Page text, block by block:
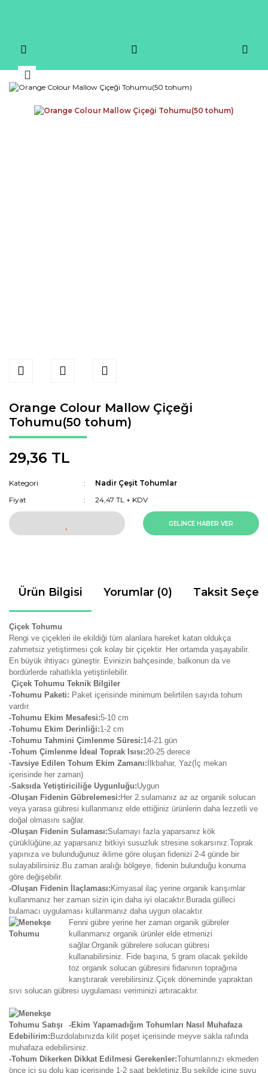
Orange Colour Mallow Çiçeği
Tohumu(50 tohum)
29,36 TL
Kategori
Nadir Çeşit Tohumlar
Fiyat
24,47 TL + KDV
GELİNCE HABER VER
Ürün Bilgisi Yorumlar (0) Taksit
Çiçek Tohumu
Rengi ve çiçekleri ile ekildiği tüm alanlara hareket katan oldukça
zahmetsiz yetiştirmesi çok kolay bir çiçektir. Her ortamda yaşayabilir.
En büyük ihtiyacı güneştir. Evinizin bahçesinde, balkonun da ve
bordürlerde rahatlıkla yetiştirilebilir.
Çiçek Tohumu Teknik Bilgiler
-Tohumu Paketi: Paket içerisinde minimum belirtilen sayıda tohum
vardır.
-Tohumu Ekim Mesafesi:5-10 cm
-Tohumu Ekim Derinliği:1-2 cm
-Tohumu Tahmini Çimlenme Süresi:14-21 gün
-Tohum Çimlenme İdeal Toprak Isısı:20-25 derece
-Tavsiye Edilen Tohum Ekim Zamanı: İlkbahar, Yaz(İç mekan
içerisinde her zaman)
-Saksıda Yetiştiriciliğe Uygunluğu:Uygun
-Oluşan Fidenin Gübrelemesi: Her 2.sulamanız az az organik solucan
veya yarasa gübresi kullanmanız elde ettiğiniz ürünlerin daha lezzetli ve
doğal olmasını sağlar.
-Oluşan Fidenin Sulaması:Sulamayı fazla yaparsanız kök
çürüklüğüne,az yaparsanız bitkiyi susuzluk stresine sokarsınız.Toprak
yapınıza ve bulunduğunuz iklime göre oluşan fidenizi 2-4 günde bir
sulayabilirsiniz.Bu zaman aralığı bölgeye, fidenin bulunduğu konuma
göre değişebilir.
-Oluşan Fidenin İlaçlaması: Kimyasal ilaç yerine organik karışımlar
kullanmanız her zaman sizin için daha iyi olacaktır.Burada gülleci
bulamacı uygulaması kullanmanız daha uygun olacaktır.
Fenni gübre yerine her zaman organik gübreler
kullanmanız organik ürünler elde etmenizi
sağlar.Organik gübrelere solucan gübresi
kullanabilirsiniz. Fide başına, 5 gram olacak şekilde
toz organik solucan gübresini fidanının toprağına
karıştırarak verebilirsiniz.Çiçek döneminde yapraktan
sıvı solucan gübresi uygulaması veriminizi artıracaktır.
-Ekim Yapamadığım Tohumları Nasıl Muhafaza
Edebilirim: Buzdolabınızda kilit poşet içerisinde meyve sakla rafında
muhafaza edebilirsiniz.
-Tohum Dikerken Dikkat Edilmesi Gerekenler:Tohumlarınızı ekmeden
önce içi su dolu kap içerisinde 1-2 saat bekletiniz.Bu şekilde içine suyu